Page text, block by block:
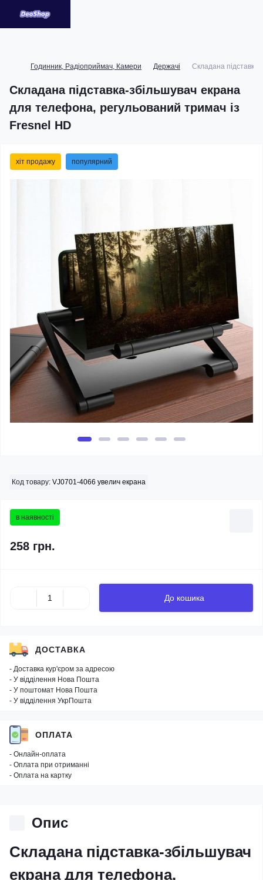
Годинник, Радіоприймач, Камери Держачі Складана
Складана підставка-збільшувач екрана
для телефона, регульований тримач із
Fresnel HD
хіт продажу популярний
Код товару: VJ0701-4066 увелич екрана
в наявності
258 грн.
До кошика
ДОСТАВКА
- Доставка кур'єром за адресою
- У відділення Нова Пошта
- У поштомат Нова Пошта
- У відділення УкрПошта
ОПЛАТА
- Онлайн-оплата
- Оплата при отриманні
- Оплата на картку
Опис
Складана підставка-збільшувач
екрана для телефона,